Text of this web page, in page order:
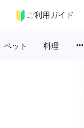
ご利用ガイド
ペット 料理 more_horiz